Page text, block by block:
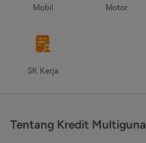
Mobil Motor
SK Kerja
Tentang Kredit Multiguna